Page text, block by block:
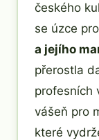
českého
se úzce
a jejího
přerostla
profesních
vášeň pro
které